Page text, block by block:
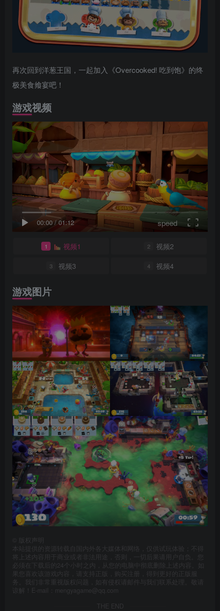
再次回到洋葱王国，一起加入《Overcooked! 吃到饱》的终
极美食飨宴吧！
游戏视频
00:00/01:12 speed
1 视频1 2 视频2
3 视频3 4 视频4
游戏图片
版权声明
本站提供的资源转载自国内外各大媒体和网络，仅供试玩体验；不得
将上述内容用于商业或者非法用途，否则，一切后果请用户自负。您
必须在下载后的24个小时之内，从您的电脑中彻底删除上述内容。如
果您喜欢该游戏内容，请支持正版，购买注册，得到更好的正版服
务。我们非常重视版权问题，如有侵权请邮件与我们联系处理。敬请
谅解！E-mail：mengyagame@qq.com
THE END